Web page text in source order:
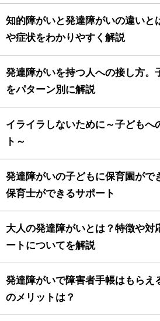
知的障がいと発達障がいの違いと
や症状をわかりやすく解説
発達障がいを持つ人への接し方。
をパターン別に解説
イライラしないために～子どもへ
ト～
発達障がいの子どもに保育園がで
保育士ができるサポート
大人の発達障がいとは？特徴や対
ートについてを解説
発達障がいで障害者手帳はもらえ
のメリットは？